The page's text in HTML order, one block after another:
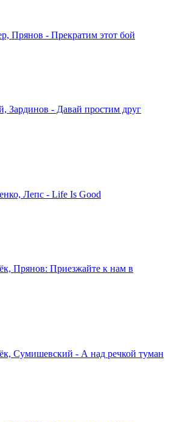
Прянов - Прекратим этот бой
Зардинов - Давай простим друг
Лепс - Life Is Good
Прянов: Приезжайте к нам в
Сумишевский - А над речкой туман